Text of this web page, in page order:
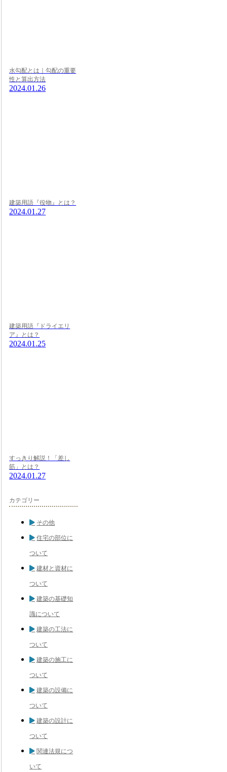
水勾配とは｜勾配の重要
性と算出方法
2024.01.26
建築用語『役物』とは？
2024.01.27
建築用語『ドライエリ
ア』とは？
2024.01.25
すっきり解説！「差し
筋」とは？
2024.01.27
カテゴリー
その他
住宅の部位に
ついて
建材と資材に
ついて
建築の基礎知
識について
建築の工法に
ついて
建築の施工に
ついて
建築の設備に
ついて
建築の設計に
ついて
関連法規につ
いて